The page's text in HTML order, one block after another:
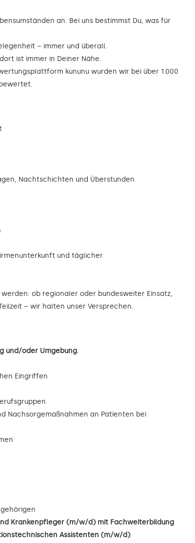
an. Bei uns bestimmst Du, was für
– immer und überall.
ist immer in Deiner Nähe.
kununu wurden wir bei über 1.000
Nachtschichten und Überstunden
und täglicher
ob regionaler oder bundesweiter Einsatz,
– wir halten unser Versprechen.
und/oder Umgebung.
Eingriffen
Nachsorgemaßnahmen an Patienten bei
Krankenpfleger (m/w/d) mit Fachweiterbildung
Assistenten (m/w/d)